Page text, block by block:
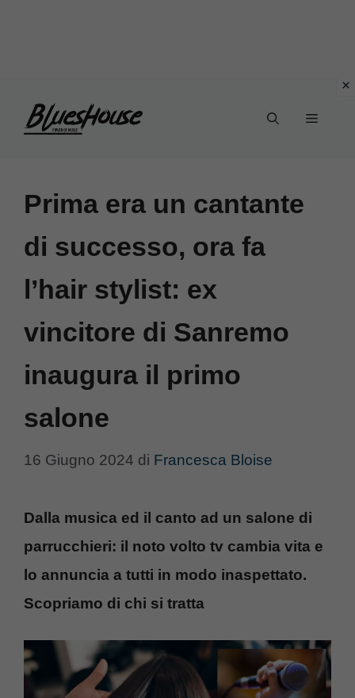
Menu
Prima era un cantante
di successo, ora fa
l’hair stylist: ex
vincitore di Sanremo
inaugura il primo
salone
16 Giugno 2024 di Francesca Bloise
Dalla musica ed il canto ad un salone di
parrucchieri: il noto volto tv cambia vita e
lo annuncia a tutti in modo inaspettato.
Scopriamo di chi si tratta